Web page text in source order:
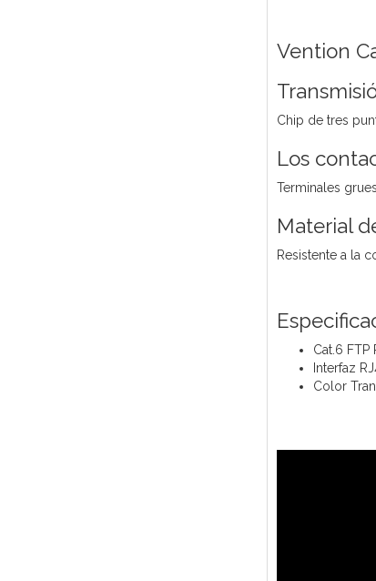
Vention
Chip de tres
Los
Terminales
Material
Resistente a la
Cat.6 FTP
Interfaz
Color